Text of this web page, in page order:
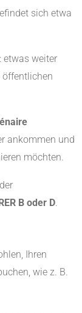
sich etwa
: etwas weiter
öffentlichen
ankommen und
möchten.
RER B oder D.
Ihren
wie z. B.